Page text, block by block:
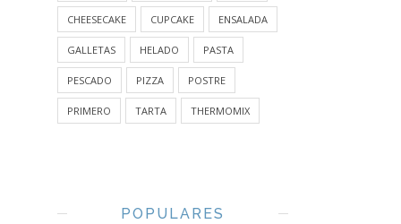
CHEESECAKE CUPCAKE ENSALADA
GALLETAS HELADO PASTA
PESCADO PIZZA POSTRE
PRIMERO TARTA THERMOMIX
POPULARES